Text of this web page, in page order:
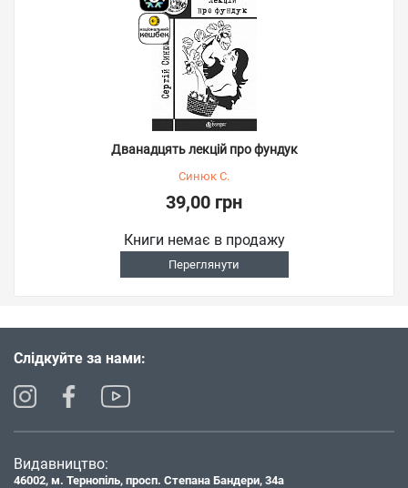
Дванадцять лекцій про фундук
Синюк С.
39,00 грн
Книги немає в продажу
Переглянути
Слідкуйте за нами:
Видавництво:
46002, м. Тернопіль, просп. Степана Бандери, 34а